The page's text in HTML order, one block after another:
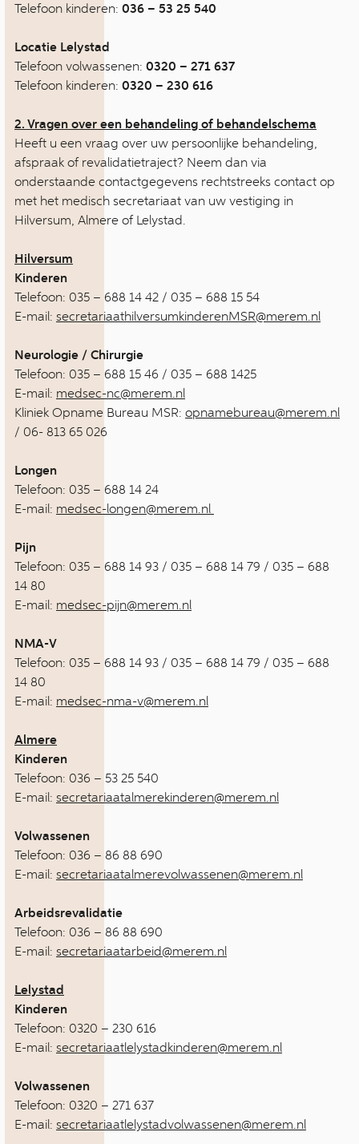
Telefoon kinderen: 036 – 53 25 540
Locatie Lelystad
Telefoon volwassenen: 0320 – 271 637
Telefoon kinderen: 0320 – 230 616
2. Vragen over een behandeling of behandelschema
Heeft u een vraag over uw persoonlijke behandeling,
afspraak of revalidatietraject? Neem dan via
onderstaande contactgegevens rechtstreeks contact op
met het medisch secretariaat van uw vestiging in
Hilversum, Almere of Lelystad.
Hilversum
Kinderen
Telefoon: 035 – 688 14 42 / 035 – 688 15 54
E-mail: secretariaathilversumkinderenMSR@merem.nl
Neurologie / Chirurgie
Telefoon: 035 – 688 15 46 / 035 – 688 1425
E-mail: medsec-nc@merem.nl
Kliniek Opname Bureau MSR: opnamebureau@merem.nl
/ 06- 813 65 026
Longen
Telefoon: 035 – 688 14 24
E-mail: medsec-longen@merem.nl
Pijn
Telefoon: 035 – 688 14 93 / 035 – 688 14 79 / 035 – 688
14 80
E-mail: medsec-pijn@merem.nl
NMA-V
Telefoon: 035 – 688 14 93 / 035 – 688 14 79 / 035 – 688
14 80
E-mail: medsec-nma-v@merem.nl
Almere
Kinderen
Telefoon: 036 – 53 25 540
E-mail: secretariaatalmerekinderen@merem.nl
Volwassenen
Telefoon: 036 – 86 88 690
E-mail: secretariaatalmerevolwassenen@merem.nl
Arbeidsrevalidatie
Telefoon: 036 – 86 88 690
E-mail: secretariaatarbeid@merem.nl
Lelystad
Kinderen
Telefoon: 0320 – 230 616
E-mail: secretariaatlelystadkinderen@merem.nl
Volwassenen
Telefoon: 0320 – 271 637
E-mail: secretariaatlelystadvolwassenen@merem.nl